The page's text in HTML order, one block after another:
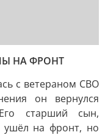
НА ФРОНТ
с ветераном СВО
он вернулся
старший сын,
ушёл на фронт, но